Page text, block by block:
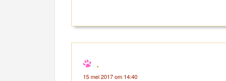
.
15 mei 2017 om 14:40